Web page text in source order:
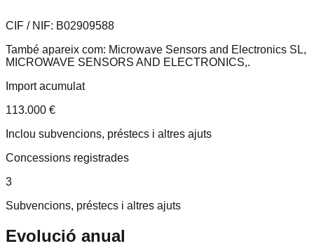
CIF / NIF: B02909588
També apareix com: Microwave Sensors and Electronics SL,
MICROWAVE SENSORS AND ELECTRONICS,.
Import acumulat
113.000 €
Inclou subvencions, préstecs i altres ajuts
Concessions registrades
3
Subvencions, préstecs i altres ajuts
Evolució anual